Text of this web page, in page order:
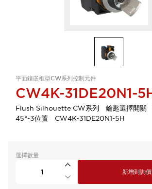
平面鑲嵌框型CW系列控制元件
CW4K-31DE20N1-
Flush Silhouette CW系列 鑰匙選擇開關
45°-3位置 CW4K-31DE20N1-5H
選擇數量
新增到詢